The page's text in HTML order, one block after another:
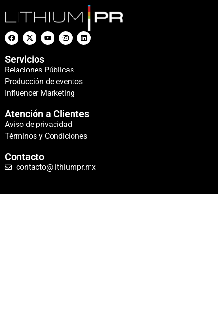
Servicios
Relaciones Públicas
Producción de eventos
Influencer Marketing
Atención a Clientes
Aviso de privacidad
Términos y Condiciones
Contacto
contacto@lithiumpr.mx